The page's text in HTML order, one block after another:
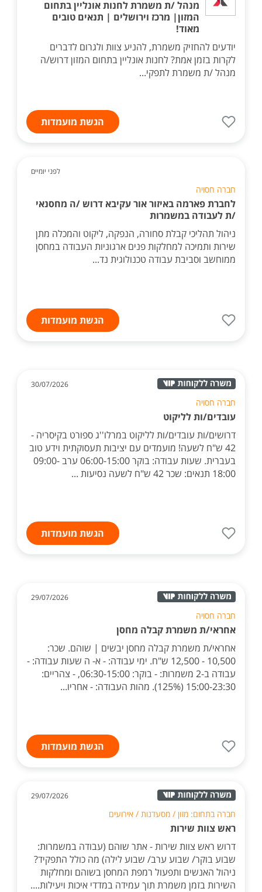
מנהל /ת משמרת לחנות אונליין בתחום
המזון| מרכז וירושלים | תנאים טובים
מאוד!
יודעים להחזיק משמרת, להניע צוות ולגרום לדברים
לקרות בזמן אמת? לחנות אונליין בתחום המזון דרוש/ה
מנהל /ת משמרת לתפקי...
הגשת מועמדות
לפני יומיים
חברה חסויה
לחברת פארמה באיזור אור עקיבא דרוש /ה מחסנאי
/ת לעבודה במשמרות
ניהול תהליכי קבלת סחורה, הנפקה, ליקוט והמכלה מתן
שירות ותמיכה למחלקות פנים ארגוניות העבודה במחסן
ממוחשב וסביבת עבודה טכנולוגית נד...
הגשת מועמדות
30/07/2026
חברה חסויה
עובדים/ות לליקוט
דרושים/ות עובדים/ות לליקוט במרלו''ג ספורט בקיסריה -
42 ש"ח לשעה! מועמדים עם יציבות תעסוקתית וידע טוב
בעברית. שעות עבודה: בוקר 06:00-15:00 ערב 09:00-
18:00 תנאים: שכר 42 ש"ח לשעה נסיעות ...
הגשת מועמדות
29/07/2026
חברה חסויה
אחראי/ת משמרת קבלה מחסן
אחראי/ת משמרת קבלה מחסן יבשים | שוהם. שכר:
10,500 - 12,500 ש"ח. ימי עבודה: - א- ה שעות עבודה: -
עבודה ב-2 משמרות: - בוקר: 06:30-15:00, - צהריים:
15:00-23:30 (125%). מהות העבודה: - אחריו...
הגשת מועמדות
29/07/2026
חברה בתחום: מזון / מסעדנות / אירועים
ראש צוות שירות
דרוש ראש צוות שירות - אתר שוהם (עבודה במשמרות:
שבוע בוקר/ שבוע ערב/ שבוע לילה) מה כולל התפקיד?
ניהול האנשים ותפעול רמפת המחסן בשוהם ומחלקות
השירות בזמן משמרת תוך עמידה במדדי איכות ויעילות....